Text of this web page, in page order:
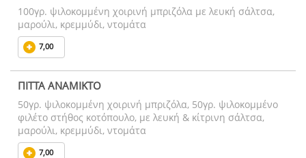
100γρ. ψιλοκομμένη χοιρινή μπριζόλα με λευκή σάλτσα,
μαρούλι, κρεμμύδι, ντομάτα
7,00
ΠΙΤΤΑ ΑΝΑΜΙΚΤΟ
50γρ. ψιλοκομμένη χοιρινή μπριζόλα, 50γρ. ψιλοκομμένο
φιλέτο στήθος κοτόπουλο, με λευκή & κίτρινη σάλτσα,
μαρούλι, κρεμμύδι, ντομάτα
7,00